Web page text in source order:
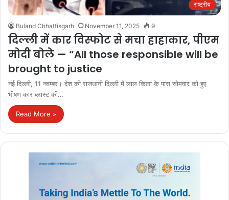
राष्ट्रीय
Buland Chhattisgarh November 11, 2025 9
दिल्ली में कार विस्फोट से मचा हाहाकार, पीएम
मोदी बोले — “All those responsible will be
brought to justice
नई दिल्ली, 11 नवम्बर। देश की राजधानी दिल्ली में लाल किला के पास सोमवार को हुए
भीषण कार ब्लास्ट की…
Read More »